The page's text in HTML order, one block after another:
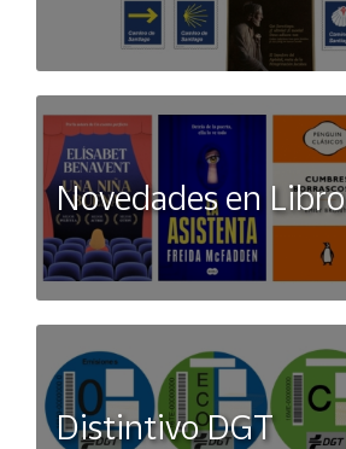
Novedades en
Distintivo DGT